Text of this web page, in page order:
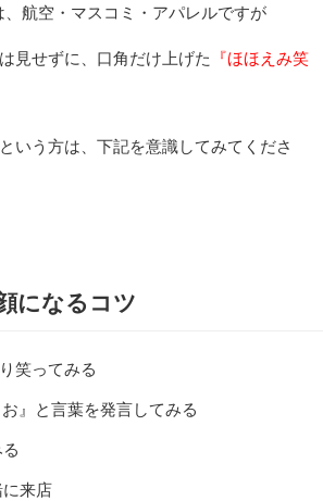
航空・マスコミ・アパレルですが
見せずに、口角だけ上げた 『ほほえみ笑
いう方は、下記を意識してみてくださ
になるコツ
笑ってみる
お』と言葉を発言してみる
来店